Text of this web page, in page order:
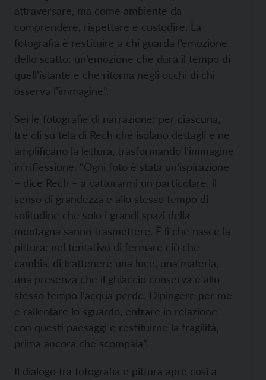
attraversare, ma come ambiente da
comprendere, rispettare e custodire. La
fotografia è restituire a chi guarda l’emozione
dello scatto: un’emozione che dura il tempo di
quell’istante e che ritorna negli occhi di chi
osserva l’immagine”.
Sei le fotografie di narrazione; per ciascuna,
tre oli su tela di Rech che isolano dettagli e ne
amplificano la lettura, trasformando l’immagine
in riflessione. “Ogni foto è stata un’ispirazione
– dice Rech – a catturarmi un particolare, il
senso di grandezza e allo stesso tempo di
solitudine che solo i grandi spazi della
montagna sanno trasmettere. È lì che nasce la
pittura: nel tentativo di fermare ciò che
cambia, di trattenere una luce, una materia,
una presenza che il ghiaccio conserva e allo
stesso tempo l’acqua perde. Dipingere per me
è rallentare lo sguardo, entrare in relazione
con questi paesaggi e restituirne la fragilità,
prima ancora che scompaia”.
Il dialogo tra fotografia e pittura apre così a